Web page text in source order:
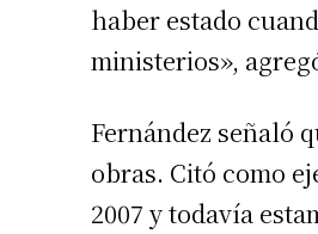
haber estado
ministerios»,
Fernández señaló
obras. Citó como
2007 y todavía